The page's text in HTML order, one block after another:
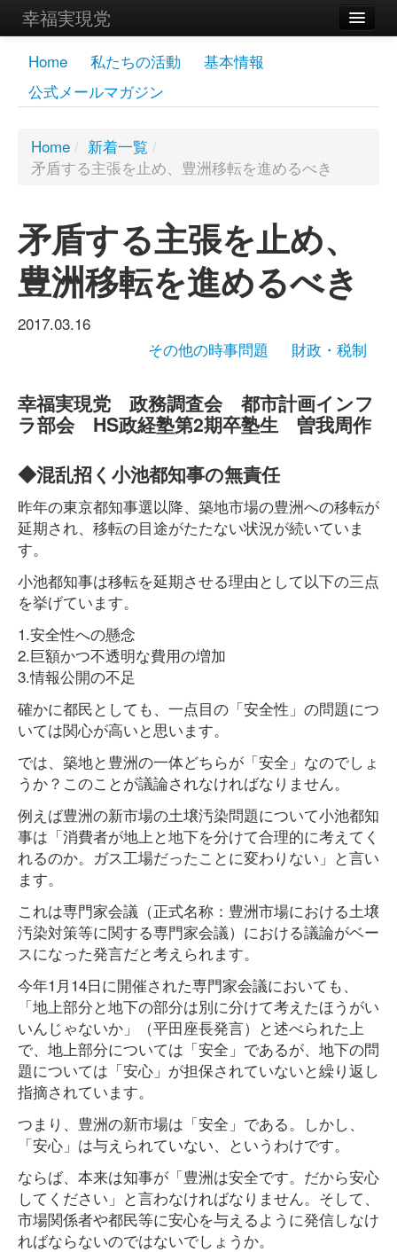
幸福実現党
メンバーズページ
党員
お問い合わせ
Home 私たちの活動
基本情報
公式メールマガジン
Home / 新着一覧 /
矛盾する主張を止め、豊洲移転を進めるべき
矛盾する主張を止め、
豊洲移転を進めるべき
2017.03.16
その他の時事問題
財政・税制
幸福実現党 政務調査会 都市計画インフ
ラ部会 HS政経塾第2期卒塾生 曽我周作
◆混乱招く小池都知事の無責任
昨年の東京都知事選以降、築地市場の豊洲への移転が
延期され、移転の目途がたたない状況が続いていま
す。
小池都知事は移転を延期させる理由として以下の三点
を挙げています。
1.安全性への懸念
2.巨額かつ不透明な費用の増加
3.情報公開の不足
確かに都民としても、一点目の「安全性」の問題につ
いては関心が高いと思います。
では、築地と豊洲の一体どちらが「安全」なのでしょ
うか？このことが議論されなければなりません。
例えば豊洲の新市場の土壌汚染問題について小池都知
事は「消費者が地上と地下を分けて合理的に考えてく
れるのか。ガス工場だったことに変わりない」と言い
ます。
これは専門家会議（正式名称：豊洲市場における土壌
汚染対策等に関する専門家会議）における議論がベー
スになった発言だと考えられます。
今年1月14日に開催された専門家会議においても、
「地上部分と地下の部分は別に分けて考えたほうがい
いんじゃないか」（平田座長発言）と述べられた上
で、地上部分については「安全」であるが、地下の問
題については「安心」が担保されていないと繰り返し
指摘されています。
つまり、豊洲の新市場は「安全」である。しかし、
「安心」は与えられていない、というわけです。
ならば、本来は知事が「豊洲は安全です。だから安心
してください」と言わなければなりません。そして、
市場関係者や都民等に安心を与えるように発信しなけ
ればならないのではないでしょうか。